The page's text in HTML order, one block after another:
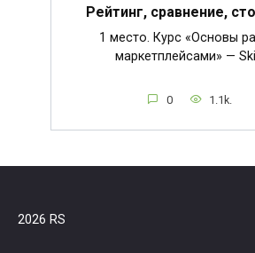
Рейтинг, сравнение,
1 место. Курс «Основы
маркетплейсами» —
0 1.1k.
2026 RS